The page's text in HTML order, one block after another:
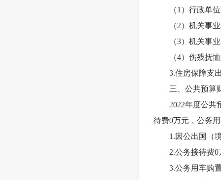
（1）行政单
（2）机关事
（3）机关事
（4）伤残抚
3.住房保障支
三、公共预算
2022年度公共
待费0万元，公务
1.因公出国（
2.公务接待费0
3.公务用车购